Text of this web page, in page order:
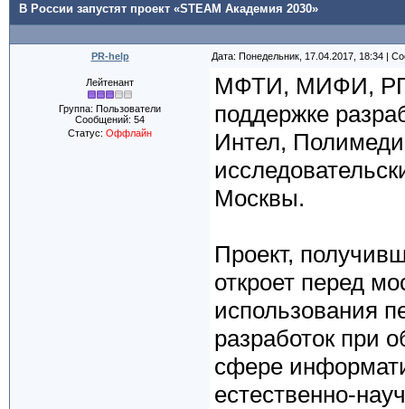
В России запустят проект «STEAM Академия 2030»
PR-help Дата: Понедельник, 17.04.2017, 18:34 |
Лейтенант
Группа: Пользователи
Сообщений: 54
Статус: Оффлайн
МФТИ, МИФИ,
поддержке
Интел,
Москвы.
Проект,
откроет перед
использования
разработок при
сфере
естественно-